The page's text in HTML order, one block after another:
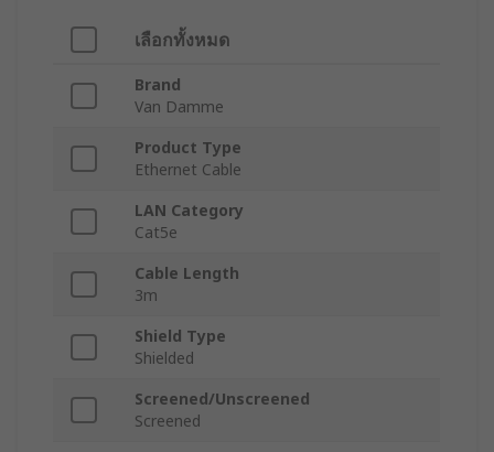
เลือกทั้งหมด
Brand
Van Damme
Product Type
Ethernet Cable
LAN Category
Cat5e
Cable Length
3m
Shield Type
Shielded
Screened/Unscreened
Screened